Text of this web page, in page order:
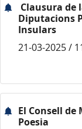
Clausura de
Diputacions
Insulars
21-03-2025 /
El Consell
Poesia